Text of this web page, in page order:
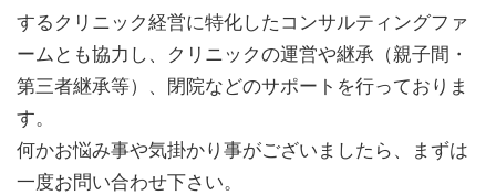
するクリニック経営に特化したコンサルティングファ
ームとも協力し、クリニックの運営や継承（親子間・
第三者継承等）、閉院などのサポートを行っておりま
す。
何かお悩み事や気掛かり事がございましたら、まずは
一度お問い合わせ下さい。